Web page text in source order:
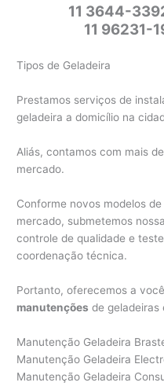
11 3644-
11 96231-
Tipos de Geladeira
Prestamos serviços de
geladeira a domicílio na
Aliás, contamos com mais
mercado.
Conforme novos modelos
mercado, submetemos
controle de qualidade e
coordenação técnica.
Portanto, oferecemos a
manutenções de geladeiras
Manutenção Geladeira
Manutenção Geladeira
Manutenção Geladeira